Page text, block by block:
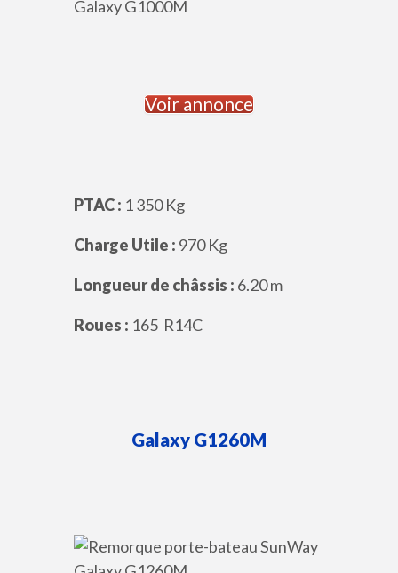
Voir annonce
PTAC : 1 350 Kg
Charge Utile : 970 Kg
Longueur de châssis : 6.20 m
Roues : 165 R14C
Galaxy G1260M